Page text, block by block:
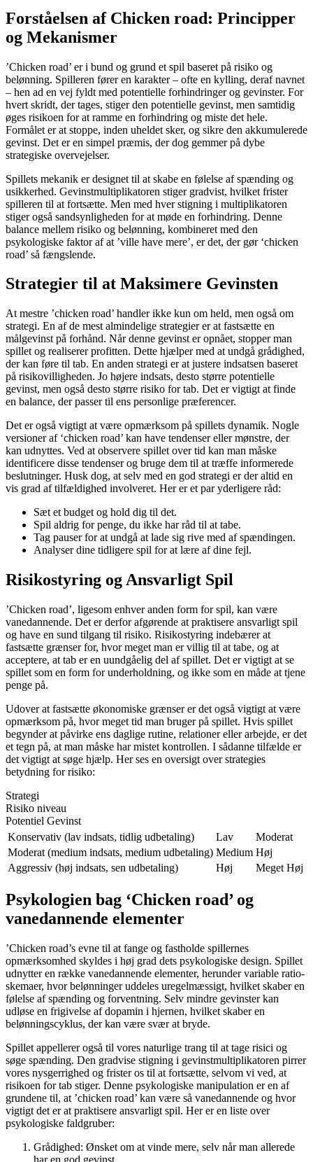
Forståelsen af Chicken road: Principper
og Mekanismer
’Chicken road’ er i bund og grund et spil baseret på risiko og
belønning. Spilleren fører en karakter – ofte en kylling, deraf navnet
– hen ad en vej fyldt med potentielle forhindringer og gevinster. For
hvert skridt, der tages, stiger den potentielle gevinst, men samtidig
øges risikoen for at ramme en forhindring og miste det hele.
Formålet er at stoppe, inden uheldet sker, og sikre den akkumulerede
gevinst. Det er en simpel præmis, der dog gemmer på dybe
strategiske overvejelser.
Spillets mekanik er designet til at skabe en følelse af spænding og
usikkerhed. Gevinstmultiplikatoren stiger gradvist, hvilket frister
spilleren til at fortsætte. Men med hver stigning i multiplikatoren
stiger også sandsynligheden for at møde en forhindring. Denne
balance mellem risiko og belønning, kombineret med den
psykologiske faktor af at ’ville have mere’, er det, der gør ‘chicken
road’ så fængslende.
Strategier til at Maksimere Gevinsten
At mestre ’chicken road’ handler ikke kun om held, men også om
strategi. En af de mest almindelige strategier er at fastsætte en
målgevinst på forhånd. Når denne gevinst er opnået, stopper man
spillet og realiserer profitten. Dette hjælper med at undgå grådighed,
der kan føre til tab. En anden strategi er at justere indsatsen baseret
på risikovilligheden. Jo højere indsats, desto større potentielle
gevinst, men også desto større risiko for tab. Det er vigtigt at finde
en balance, der passer til ens personlige præferencer.
Det er også vigtigt at være opmærksom på spillets dynamik. Nogle
versioner af ‘chicken road’ kan have tendenser eller mønstre, der
kan udnyttes. Ved at observere spillet over tid kan man måske
identificere disse tendenser og bruge dem til at træffe informerede
beslutninger. Husk dog, at selv med en god strategi er der altid en
vis grad af tilfældighed involveret. Her er et par yderligere råd:
Sæt et budget og hold dig til det.
Spil aldrig for penge, du ikke har råd til at tabe.
Tag pauser for at undgå at lade sig rive med af spændingen.
Analyser dine tidligere spil for at lære af dine fejl.
Risikostyring og Ansvarligt Spil
’Chicken road’, ligesom enhver anden form for spil, kan være
vanedannende. Det er derfor afgørende at praktisere ansvarligt spil
og have en sund tilgang til risiko. Risikostyring indebærer at
fastsætte grænser for, hvor meget man er villig til at tabe, og at
acceptere, at tab er en uundgåelig del af spillet. Det er vigtigt at se
spillet som en form for underholdning, og ikke som en måde at tjene
penge på.
Udover at fastsætte økonomiske grænser er det også vigtigt at være
opmærksom på, hvor meget tid man bruger på spillet. Hvis spillet
begynder at påvirke ens daglige rutine, relationer eller arbejde, er det
et tegn på, at man måske har mistet kontrollen. I sådanne tilfælde er
det vigtigt at søge hjælp. Her ses en oversigt over strategies
betydning for risiko:
Strategi
Risiko niveau
Potentiel Gevinst
Konservativ (lav indsats, tidlig udbetaling)
Lav
Moderat
Moderat (medium indsats, medium udbetaling) Medium Høj
Aggressiv (høj indsats, sen udbetaling)
Høj Meget Høj
Psykologien bag ‘Chicken road’ og
vanedannende elementer
’Chicken road’s evne til at fange og fastholde spillernes
opmærksomhed skyldes i høj grad dets psykologiske design. Spillet
udnytter en række vanedannende elementer, herunder variable ratio-
skemaer, hvor belønninger uddeles uregelmæssigt, hvilket skaber en
følelse af spænding og forventning. Selv mindre gevinster kan
udløse en frigivelse af dopamin i hjernen, hvilket skaber en
belønningscyklus, der kan være svær at bryde.
Spillet appellerer også til vores naturlige trang til at tage risici og
søge spænding. Den gradvise stigning i gevinstmultiplikatoren pirrer
vores nysgerrighed og frister os til at fortsætte, selvom vi ved, at
risikoen for tab stiger. Denne psykologiske manipulation er en af
grundene til, at ’chicken road’ kan være så vanedannende og hvor
vigtigt det er at praktisere ansvarligt spil. Her er en liste over
psykologiske faldgruber:
Grådighed: Ønsket om at vinde mere, selv når man allerede
har en god gevinst.